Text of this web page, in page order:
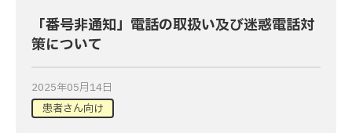
「番号非通知」電話の取扱い及び迷惑電話対
策について
2025年05月14日
患者さん向け